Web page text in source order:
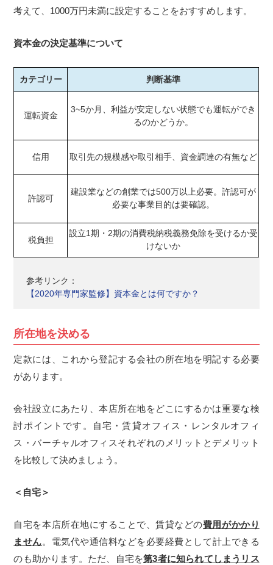
考えて、1000万円未満に設定することをおすすめします。
資本金の決定基準について
カテゴリー 判断基準
運転資金
3~5か月、利益が安定しない状態でも運転ができ
るのかどうか。
信用 取引先の規模感や取引相手、資金調達の有無など
許認可
建設業などの創業では500万以上必要。許認可が
必要な事業目的は要確認。
税負担
設立1期・2期の消費税納税義務免除を受けるか受
けないか
参考リンク：
【2020年専門家監修】資本金とは何ですか？
所在地を決める
定款には、これから登記する会社の所在地を明記する必要
があります。
会社設立にあたり、本店所在地をどこにするかは重要な検
討ポイントです。自宅・賃貸オフィス・レンタルオフィ
ス・バーチャルオフィスそれぞれのメリットとデメリット
を比較して決めましょう。
＜自宅＞
自宅を本店所在地にすることで、賃貸などの費用がかかり
ません。電気代や通信料などを必要経費として計上できる
のも助かります。ただ、自宅を第3者に知られてしまうリス